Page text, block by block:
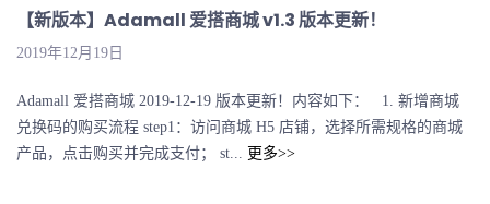
【新版本】Adamall 爱搭商城 v1.3 版本更新！
2019年12月19日
Adamall 爱搭商城 2019-12-19 版本更新！内容如下： 1. 新增商城
兑换码的购买流程 step1：访问商城 H5 店铺，选择所需规格的商城
产品，点击购买并完成支付； st... 更多>>